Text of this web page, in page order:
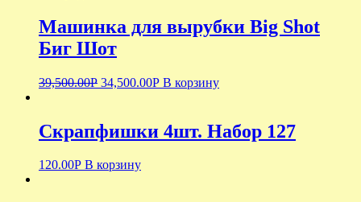
Машинка для вырубки Big Shot
Биг Шот
39,500.00Р 34,500.00Р В корзину
Скрапфишки 4шт. Набор 127
120.00Р В корзину